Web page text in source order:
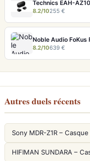
8.2/10255 €
8.2/10639 €
Autres duels récents